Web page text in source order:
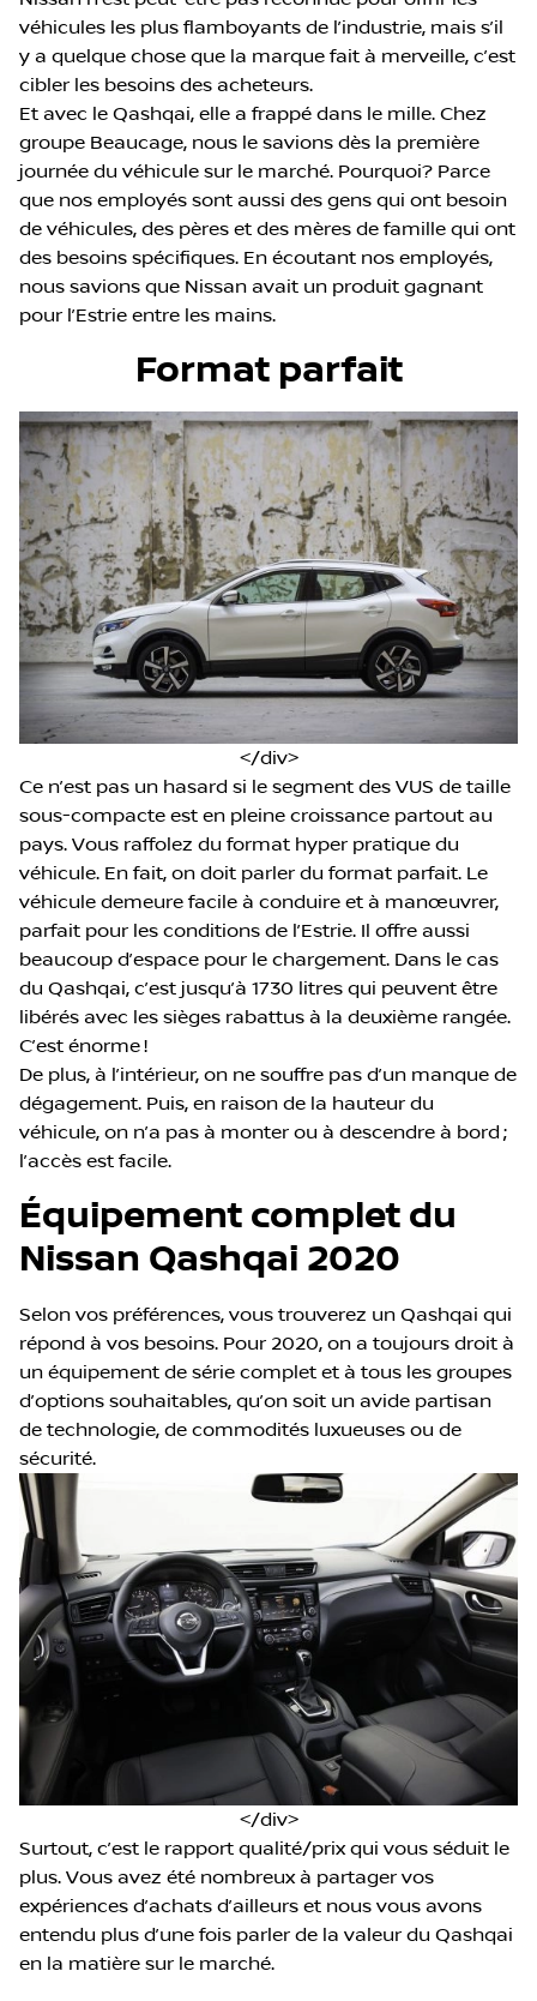
véhicules les plus flamboyants de l’industrie, mais s’il
y a quelque chose que la marque fait à merveille, c’est
cibler les besoins des acheteurs.
Et avec le Qashqai, elle a frappé dans le mille. Chez
groupe Beaucage, nous le savions dès la première
journée du véhicule sur le marché. Pourquoi? Parce
que nos employés sont aussi des gens qui ont besoin
de véhicules, des pères et des mères de famille qui ont
des besoins spécifiques. En écoutant nos employés,
nous savions que Nissan avait un produit gagnant
pour l’Estrie entre les mains.
Format parfait
</div>
Ce n’est pas un hasard si le segment des VUS de taille
sous-compacte est en pleine croissance partout au
pays. Vous raffolez du format hyper pratique du
véhicule. En fait, on doit parler du format parfait. Le
véhicule demeure facile à conduire et à manœuvrer,
parfait pour les conditions de l’Estrie. Il offre aussi
beaucoup d’espace pour le chargement. Dans le cas
du Qashqai, c’est jusqu’à 1730 litres qui peuvent être
libérés avec les sièges rabattus à la deuxième rangée.
C’est énorme !
De plus, à l’intérieur, on ne souffre pas d’un manque de
dégagement. Puis, en raison de la hauteur du
véhicule, on n’a pas à monter ou à descendre à bord ;
l’accès est facile.
Équipement complet du
Nissan Qashqai 2020
Selon vos préférences, vous trouverez un Qashqai qui
répond à vos besoins. Pour 2020, on a toujours droit à
un équipement de série complet et à tous les groupes
d’options souhaitables, qu’on soit un avide partisan
de technologie, de commodités luxueuses ou de
sécurité.
</div>
Surtout, c’est le rapport qualité/prix qui vous séduit le
plus. Vous avez été nombreux à partager vos
expériences d’achats d’ailleurs et nous vous avons
entendu plus d’une fois parler de la valeur du Qashqai
en la matière sur le marché.